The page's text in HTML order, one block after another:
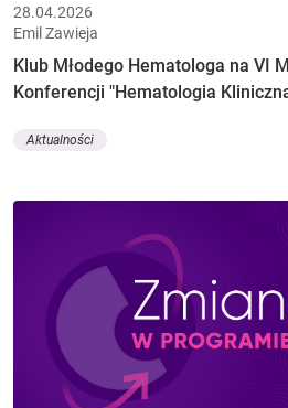
28.04.2026
Emil Zawieja
Klub Młodego Hematologa na VI
Konferencji "Hematologia
Aktualności